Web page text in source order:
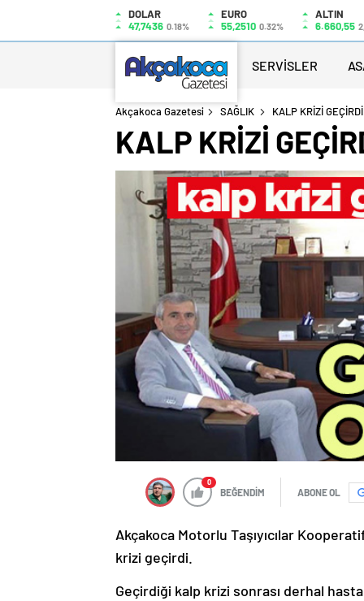
DOLAR
47,7436 0.18%
EURO
55,2510 0.32%
ALTIN
6.660,55
SERVİSLER
Akçakoca Gazetesi SAĞLIK KALP KRİZİ
KALP KRİZİ
0
BEĞENDİM ABONE OL
Akçakoca Motorlu Taşıyıcılar
krizi geçirdi.
Geçirdiği kalp krizi sonrası derhal